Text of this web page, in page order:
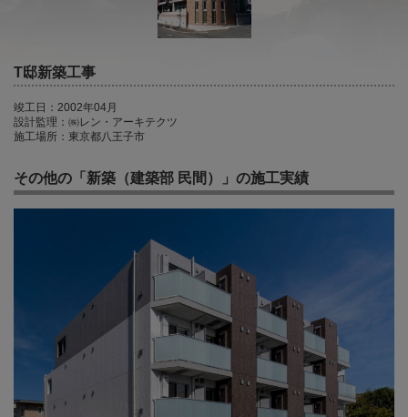
T邸新築工事
竣工日：2002年04月
設計監理：㈱レン・アーキテクツ
施工場所：東京都八王子市
その他の「新築（建築部 民間）」の施工実績